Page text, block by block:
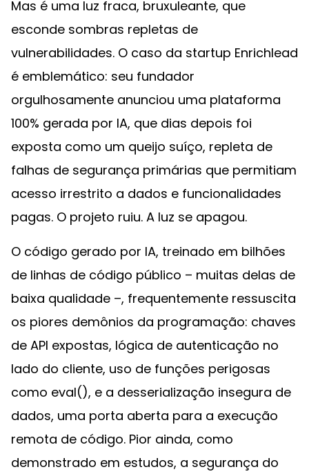
Mas é uma luz fraca, bruxuleante, que
esconde sombras repletas de
vulnerabilidades. O caso da startup Enrichlead
é emblemático: seu fundador
orgulhosamente anunciou uma plataforma
100% gerada por IA, que dias depois foi
exposta como um queijo suíço, repleta de
falhas de segurança primárias que permitiam
acesso irrestrito a dados e funcionalidades
pagas. O projeto ruiu. A luz se apagou.
O código gerado por IA, treinado em bilhões
de linhas de código público – muitas delas de
baixa qualidade –, frequentemente ressuscita
os piores demônios da programação: chaves
de API expostas, lógica de autenticação no
lado do cliente, uso de funções perigosas
como eval(), e a desserialização insegura de
dados, uma porta aberta para a execução
remota de código. Pior ainda, como
demonstrado em estudos, a segurança do